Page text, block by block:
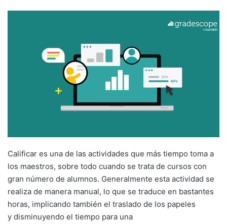
Calificar es una de las actividades que más tiempo toma a
los maestros, sobre todo cuando se trata de cursos con
gran número de alumnos. Generalmente esta actividad se
realiza de manera manual, lo que se traduce en bastantes
horas, implicando también el traslado de los papeles
y disminuyendo el tiempo para una